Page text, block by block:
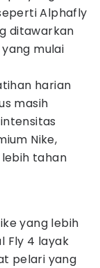
Alphafly
ditawarkan
mulai
harian
masih
Nike,
lebih tahan
yang lebih
Fly 4 layak
pelari yang